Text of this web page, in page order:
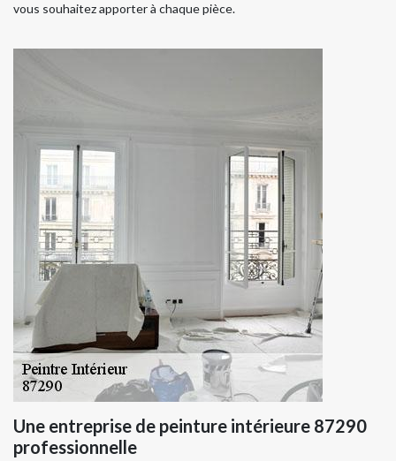
vous souhaitez apporter à chaque pièce.
Une entreprise de peinture intérieure 87290
professionnelle